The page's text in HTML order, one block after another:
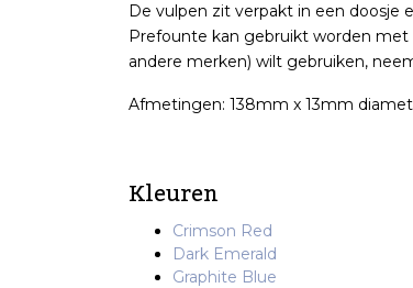
De vulpen zit verpakt in een doosje
Prefounte kan gebruikt worden met
andere merken) wilt gebruiken,
Afmetingen: 138mm x 13mm
Kleuren
Crimson Red
Dark Emerald
Graphite Blue